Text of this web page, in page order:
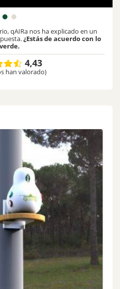
qAIRa nos ha explicado en un
¿Estás de acuerdo con lo
4,43
han valorado)